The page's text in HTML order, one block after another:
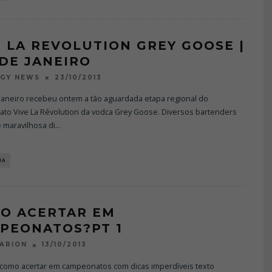
LA REVOLUTION GREY GOOSE |
JANEIRO
NEWS 23/10/2013
recebeu ontem a tão aguardada etapa regional do
Vive La Révolution da vodca Grey Goose. Diversos bartenders
maravilhosa di...
ACERTAR EM
1
13/10/2013
acertar em campeonatos com dicas imperdíveis texto